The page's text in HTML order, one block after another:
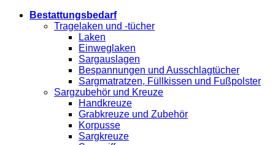
Bestattungsbedarf
Tragelaken und -tücher
Laken
Einweglaken
Sargauslagen
Bespannungen und Ausschlagtücher
Sargmatratzen, Füllkissen und Fußpolster
Sargzubehör und Kreuze
Handkreuze
Grabkreuze und Zubehör
Korpusse
Sargkreuze